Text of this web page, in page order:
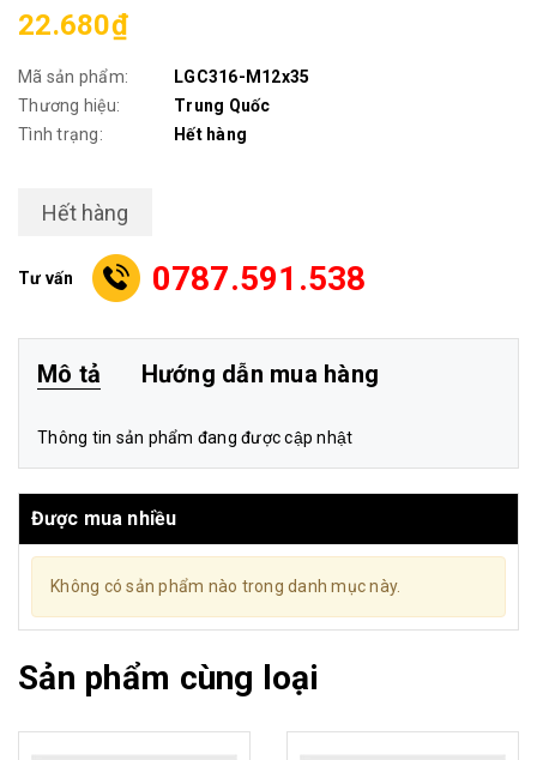
22.680₫
Mã sản phẩm:
LGC316-M12x35
Thương hiệu:
Trung Quốc
Tình trạng:
Hết hàng
Hết hàng
Tư vấn 0787.591.538
Mô tả Hướng dẫn mua hàng
Thông tin sản phẩm đang được cập nhật
Được mua nhiều
Không có sản phẩm nào trong danh mục này.
Sản phẩm cùng loại